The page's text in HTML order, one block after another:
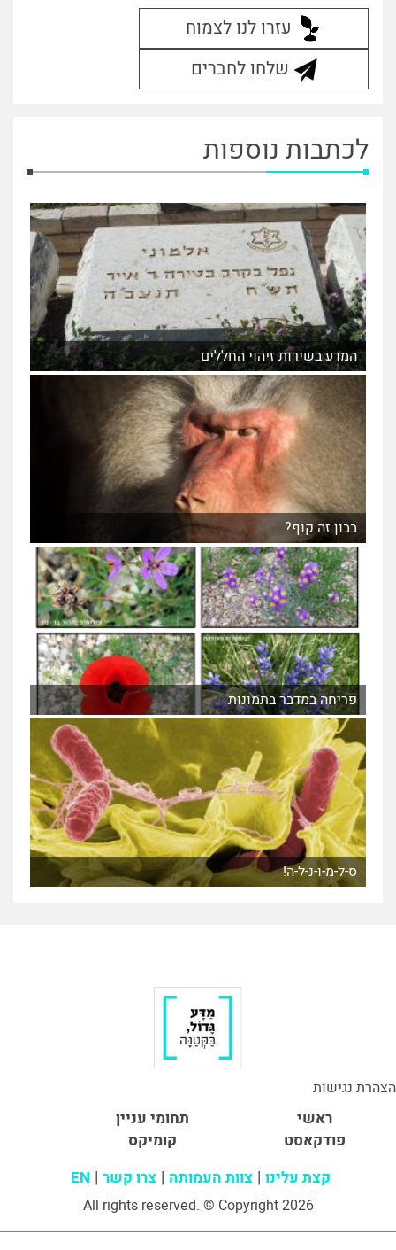
עזרו לנו לצמוח
שלחו לחברים
לכתבות נוספות
המדע בשירות זיהוי החללים
בבון זה קוף?
פריחה במדבר בתמונות
ס-ל-מ-ו-נ-ל-ה!
הצהרת נגישות
ראשי
תחומי עניין
פודקאסט
קומיקס
קצת עלינו צוות העמותה צרו קשר EN
All rights reserved. © Copyright 2026